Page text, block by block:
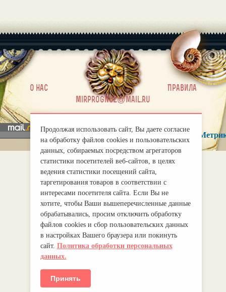
О нас |
Правила
mirprognoz@mail.ru
Продолжая использовать сайт, Вы даете согласие
на обработку файлов cookies и пользовательских
данных, собираемых посредством агрегаторов
статистики посетителей веб-сайтов, в целях
ведения статистики посещений сайта,
таргетирования товаров в соответствии с
интересами посетителя сайта. Если Вы не
хотите, чтобы Ваши вышеперечисленные данные
обрабатывались, просим отключить обработку
файлов cookies и сбор пользовательских данных
в настройках Вашего браузера или покинуть
сайт. Политика обработки персональных
данных.
Принять